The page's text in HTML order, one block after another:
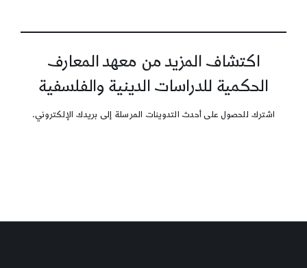
اكتشاف المزيد من معهد المعارف
الحكمية للدراسات الدينية والفلسفية
اشترك للحصول على أحدث التدوينات المرسلة إلى بريدك الإلكتروني.